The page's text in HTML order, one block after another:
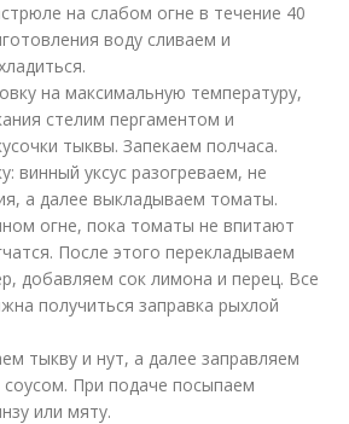
на слабом огне в течение 40
воду сливаем и
на максимальную температуру,
стелим пергаментом и
тыквы. Запекаем полчаса.
винный уксус разогреваем, не
а далее выкладываем томаты.
огне, пока томаты не впитают
После этого перекладываем
добавляем сок лимона и перец. Все
получиться заправка рыхлой
тыкву и нут, а далее заправляем
При подаче посыпаем
или мяту.